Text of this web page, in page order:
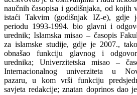
naučnih časopisa i godišnjaka, od kojih
istaći Takvim (godišnjak IZ-e), gdje
periodu 1993-1994. bio glavni i
urednik; Islamska misao – časopis
za islamske studije, gdje je 2007.,
obnašao funkciju glavnog i
urednika; Univerzitetska misao –
Internacionalnog univerziteta u
pazaru, u kom vrši funkciju
savjeta redakcije; znatan doprinos dao